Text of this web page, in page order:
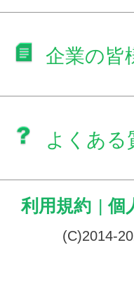
企業の皆
よくある
利用規約 | 個
(C)2014-